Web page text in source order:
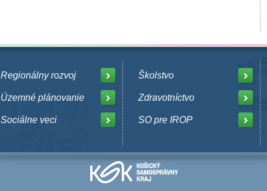
Regionálny rozvoj
Územné plánovanie
Sociálne veci
Školstvo
Zdravotníctvo
SO pre IROP